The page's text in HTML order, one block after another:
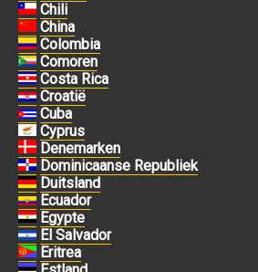
Chili
China
Colombia
Comoren
Costa Rica
Croatië
Cuba
Cyprus
Denemarken
Dominicaanse Republiek
Duitsland
Ecuador
Egypte
El Salvador
Eritrea